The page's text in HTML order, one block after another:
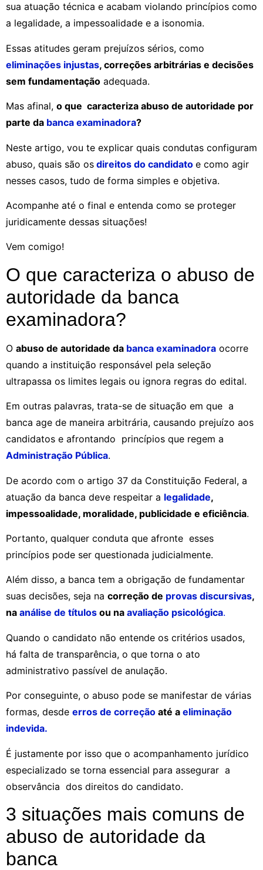
sua atuação técnica e acabam violando princípios como
a legalidade, a impessoalidade e a isonomia.
Essas atitudes geram prejuízos sérios, como
eliminações injustas, correções arbitrárias e decisões
sem fundamentação adequada.
Mas afinal, o que caracteriza abuso de autoridade por
parte da banca examinadora?
Neste artigo, vou te explicar quais condutas configuram
abuso, quais são os direitos do candidato e como agir
nesses casos, tudo de forma simples e objetiva.
Acompanhe até o final e entenda como se proteger
juridicamente dessas situações!
Vem comigo!
O que caracteriza o abuso de
autoridade da banca
examinadora?
O abuso de autoridade da banca examinadora ocorre
quando a instituição responsável pela seleção
ultrapassa os limites legais ou ignora regras do edital.
Em outras palavras, trata-se de situação em que a
banca age de maneira arbitrária, causando prejuízo aos
candidatos e afrontando princípios que regem a
Administração Pública.
De acordo com o artigo 37 da Constituição Federal, a
atuação da banca deve respeitar a legalidade,
impessoalidade, moralidade, publicidade e eficiência.
Portanto, qualquer conduta que afronte esses
princípios pode ser questionada judicialmente.
Além disso, a banca tem a obrigação de fundamentar
suas decisões, seja na correção de provas discursivas,
na análise de títulos ou na avaliação psicológica.
Quando o candidato não entende os critérios usados,
há falta de transparência, o que torna o ato
administrativo passível de anulação.
Por conseguinte, o abuso pode se manifestar de várias
formas, desde erros de correção até a eliminação
indevida.
É justamente por isso que o acompanhamento jurídico
especializado se torna essencial para assegurar a
observância dos direitos do candidato.
3 situações mais comuns de
abuso de autoridade da
banca